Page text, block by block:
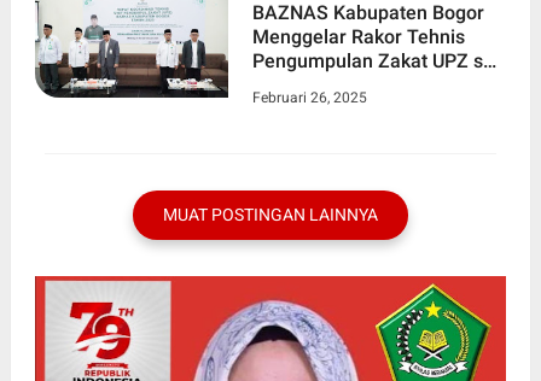
BAZNAS Kabupaten Bogor
Menggelar Rakor Tehnis
Pengumpulan Zakat UPZ se-
Ramadhan 1446 H
Februari 26, 2025
MUAT POSTINGAN LAINNYA